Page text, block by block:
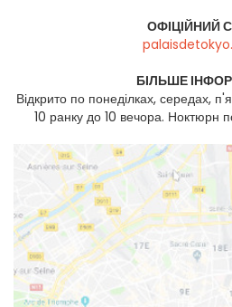
ОФІЦІЙНИЙ
БІЛЬШЕ
Відкрито по понеділках, середах,
10 ранку до 10 вечора. Ноктюрн